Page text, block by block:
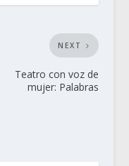
NEXT
Teatro con voz de
mujer: Palabras